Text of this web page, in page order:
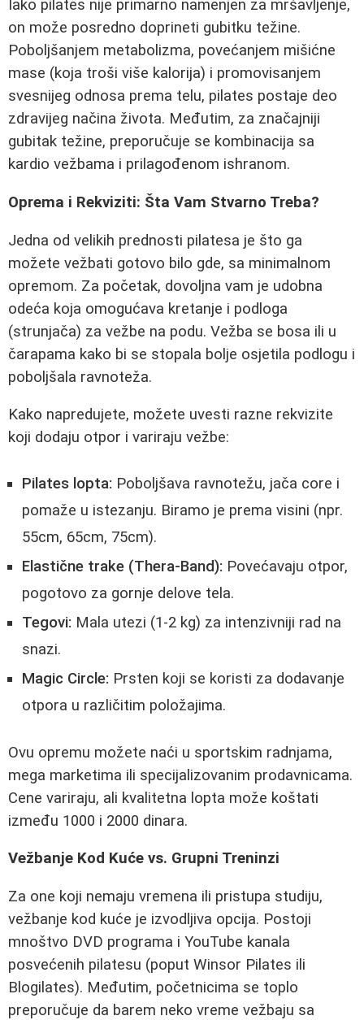
Iako pilates nije primarno namenjen za mršavljenje,
on može posredno doprineti gubitku težine.
Poboljšanjem metabolizma, povećanjem mišićne
mase (koja troši više kalorija) i promovisanjem
svesnijeg odnosa prema telu, pilates postaje deo
zdravijeg načina života. Međutim, za značajniji
gubitak težine, preporučuje se kombinacija sa
kardio vežbama i prilagođenom ishranom.
Oprema i Rekviziti: Šta Vam Stvarno Treba?
Jedna od velikih prednosti pilatesa je što ga
možete vežbati gotovo bilo gde, sa minimalnom
opremom. Za početak, dovoljna vam je udobna
odeća koja omogućava kretanje i podloga
(strunjača) za vežbe na podu. Vežba se bosa ili u
čarapama kako bi se stopala bolje osjetila podlogu i
poboljšala ravnoteža.
Kako napredujete, možete uvesti razne rekvizite
koji dodaju otpor i variraju vežbe:
Pilates lopta: Poboljšava ravnotežu, jača core i
pomaže u istezanju. Biramo je prema visini (npr.
55cm, 65cm, 75cm).
Elastične trake (Thera-Band): Povećavaju otpor,
pogotovo za gornje delove tela.
Tegovi: Mala utezi (1-2 kg) za intenzivniji rad na
snazi.
Magic Circle: Prsten koji se koristi za dodavanje
otpora u različitim položajima.
Ovu opremu možete naći u sportskim radnjama,
mega marketima ili specijalizovanim prodavnicama.
Cene variraju, ali kvalitetna lopta može koštati
između 1000 i 2000 dinara.
Vežbanje Kod Kuće vs. Grupni Treninzi
Za one koji nemaju vremena ili pristupa studiju,
vežbanje kod kuće je izvodljiva opcija. Postoji
mnoštvo DVD programa i YouTube kanala
posvećenih pilatesu (poput Winsor Pilates ili
Blogilates). Međutim, početnicima se toplo
preporučuje da barem neko vreme vežbaju sa